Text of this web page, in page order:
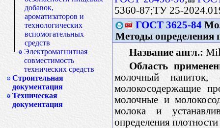
добавок,
ароматизаторов и
технологических
вспомогательных
средств
Электромагнитная
совместимость
технических средств
Строительная
документация
Техническая
документация
5360-87;ТУ 25-
ГОСТ 3625-84
Методы определения
Название англ.:
Область
молочный
молокосодержащие
молочные и
молока и
определения плотности